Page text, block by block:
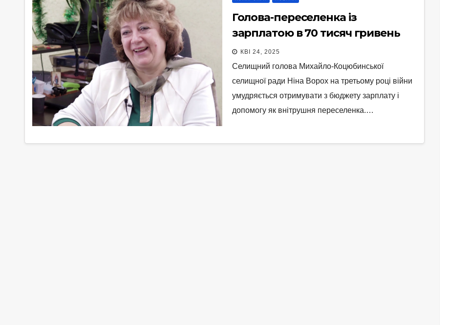
Голова-переселенка із
зарплатою в 70 тисяч гривень
КВІ 24, 2025
Селищний голова Михайло-Коцюбинської
селищної ради Ніна Ворох на третьому році війни
умудряється отримувати з бюджету зарплату і
допомогу як внітрушня переселенка.…